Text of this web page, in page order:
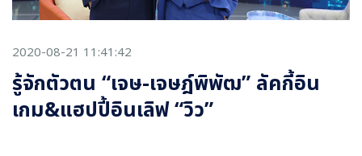
2020-08-21 11:41:42
รู้จักตัวตน “เจษ-เจษฎ์พิพัฒ” ลัคกี้อิน
เกม&แฮปปี้อินเลิฟ “วิว”